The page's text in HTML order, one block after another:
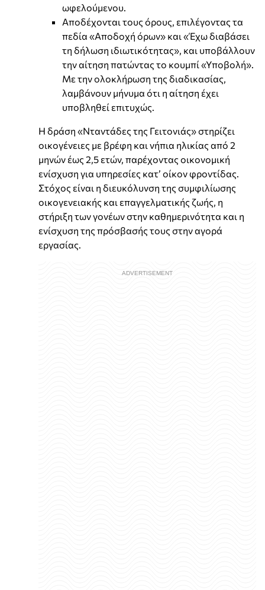
ωφελούμενου.
Αποδέχονται τους όρους, επιλέγοντας τα
πεδία «Αποδοχή όρων» και «Έχω διαβάσει
τη δήλωση ιδιωτικότητας», και υποβάλλουν
την αίτηση πατώντας το κουμπί «Υποβολή».
Με την ολοκλήρωση της διαδικασίας,
λαμβάνουν μήνυμα ότι η αίτηση έχει
υποβληθεί επιτυχώς.
Η δράση «Νταντάδες της Γειτονιάς» στηρίζει
οικογένειες με βρέφη και νήπια ηλικίας από 2
μηνών έως 2,5 ετών, παρέχοντας οικονομική
ενίσχυση για υπηρεσίες κατ’ οίκον φροντίδας.
Στόχος είναι η διευκόλυνση της συμφιλίωσης
οικογενειακής και επαγγελματικής ζωής, η
στήριξη των γονέων στην καθημερινότητα και η
ενίσχυση της πρόσβασής τους στην αγορά
εργασίας.